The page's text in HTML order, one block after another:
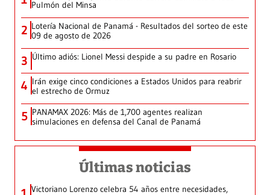
Pulmón del Minsa
2 Lotería Nacional de Panamá - Resultados del sorteo de este
09 de agosto de 2026
3 Último adiós: Lionel Messi despide a su padre en Rosario
4 Irán exige cinco condiciones a Estados Unidos para reabrir
el estrecho de Ormuz
5 PANAMAX 2026: Más de 1,700 agentes realizan
simulaciones en defensa del Canal de Panamá
Últimas noticias
Victoriano Lorenzo celebra 54 años entre necesidades,